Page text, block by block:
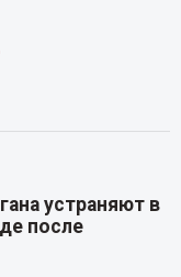
устраняют в
после